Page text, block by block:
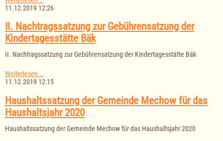
Nachtragshaushaltssatzung
das
Haushaltsjahr
2019
11.12.2019 12:26
II. Nachtragssatzung zur Gebührensatzung der
Kindertagesstätte Bäk
II. Nachtragssatzung zur Gebührensatzung der Kindertagesstätte Bäk
Weiterlesen …
Nachtragssatzung
Gebührensatzung
der
Kindertagesstätte
11.12.2019 12:15
Haushaltssatzung der Gemeinde Mechow für das
Haushaltsjahr 2020
Haushaltssatzung der Gemeinde Mechow für das Haushaltsjahr 2020